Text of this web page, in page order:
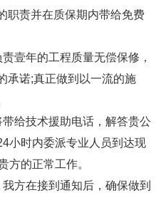
职责并在质保期内带给免费
壹年的工程质量无偿保修，
承诺;真正做到以一流的施
给技术援助电话，解答贵公
小时内委派专业人员到达现
方的正常工作。
方在接到通知后，确保做到